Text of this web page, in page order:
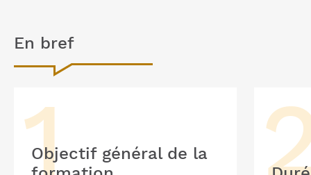
En bref
Objectif général de la